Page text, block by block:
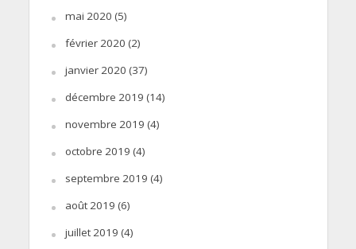
mai 2020 (5)
février 2020 (2)
janvier 2020 (37)
décembre 2019 (14)
novembre 2019 (4)
octobre 2019 (4)
septembre 2019 (4)
août 2019 (6)
juillet 2019 (4)